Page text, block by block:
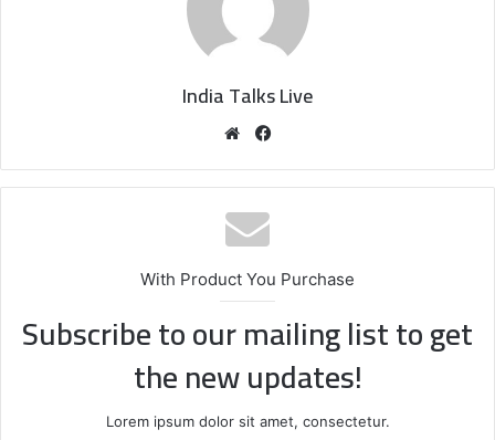
India Talks Live
We
te
bo
With Product You Purchase
Subscribe to our mailing list to get
the new updates!
Lorem ipsum dolor sit amet, consectetur.